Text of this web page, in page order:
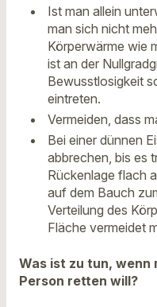
Ist man allein
man sich nicht
Körperwärme wie
ist an der
Bewusstlosigkeit
eintreten.
Vermeiden, dass
Bei einer dünnen
abbrechen, bis es
Rückenlage flach
auf dem Bauch
Verteilung des
Fläche vermeidet
Was ist zu tun, wenn
Person retten will?